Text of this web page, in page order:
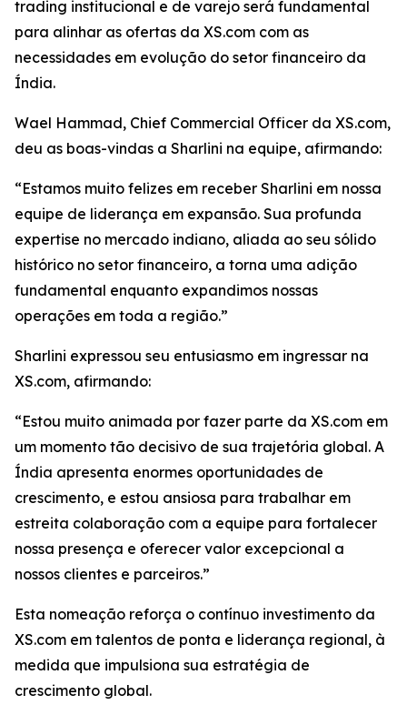
trading institucional e de varejo será fundamental
para alinhar as ofertas da XS.com com as
necessidades em evolução do setor financeiro da
Índia.
Wael Hammad, Chief Commercial Officer da XS.com,
deu as boas-vindas a Sharlini na equipe, afirmando:
“Estamos muito felizes em receber Sharlini em nossa
equipe de liderança em expansão. Sua profunda
expertise no mercado indiano, aliada ao seu sólido
histórico no setor financeiro, a torna uma adição
fundamental enquanto expandimos nossas
operações em toda a região.”
Sharlini expressou seu entusiasmo em ingressar na
XS.com, afirmando:
“Estou muito animada por fazer parte da XS.com em
um momento tão decisivo de sua trajetória global. A
Índia apresenta enormes oportunidades de
crescimento, e estou ansiosa para trabalhar em
estreita colaboração com a equipe para fortalecer
nossa presença e oferecer valor excepcional a
nossos clientes e parceiros.”
Esta nomeação reforça o contínuo investimento da
XS.com em talentos de ponta e liderança regional, à
medida que impulsiona sua estratégia de
crescimento global.